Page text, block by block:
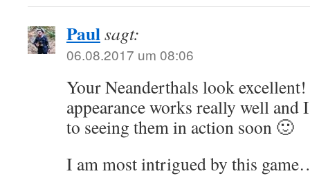
Paulsagt:
06.08.2017 um 08:06
Your Neanderthals look
appearance works really well
to seeing them in action soon 🙂
I am most intrigued by this